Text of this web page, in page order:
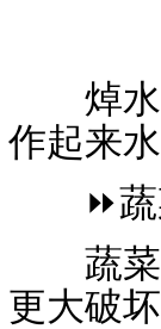
焯水
作起来
⏩蔬
蔬菜
更大破